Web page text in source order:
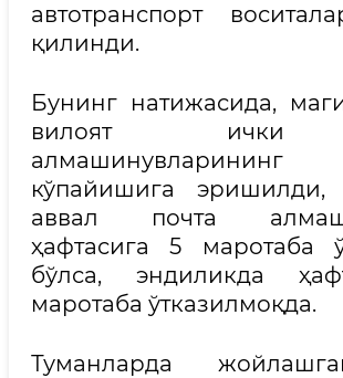
автотранспорт
қилинди.
Бунинг натижасида,
вилоят ички
кўпайишига эришилди,
аввал почта
ҳафтасига 5 маротаба
бўлса, эндиликда
маротаба ўтказилмоқда.
Туманларда